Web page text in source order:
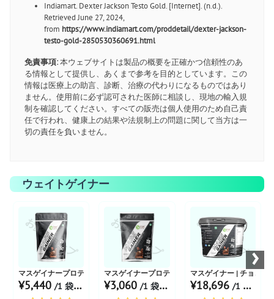
Indiamart. Dexter Jackson Testo Gold. [Internet]. (n.d.).
Retrieved June 27, 2024,
from https://www.indiamart.com/proddetail/dexter-jackson-
testo-gold-2850530360691.html
免責事項:本ウェブサイトは製品の概要を正確かつ信頼性のあ
る情報として提供し、あくまで参考を目的としています。この
情報は医療上の助言、診断、治療の代わりになるものではあり
ません。使用前に必ず認可された医師に相談し、現地の輸入規
制を確認してください。すべての販売は個人使用のため自己責
任で行われ、健康上の結果や法規制上の問題に関して当方は一
切の責任を負いません。
ウェイトゲイナー
お薬ショップ
マスゲイナープロテイン | チョコレート風味 1kg
¥5,440 /1 袋 あたり
お薬ショップ
マスゲイナープロテイン | チョコレート風味 500g
¥3,060/1 袋 あたり
お薬ショップ
マスゲイナー | チョコレ
¥18,696 /1 個 あたり
›